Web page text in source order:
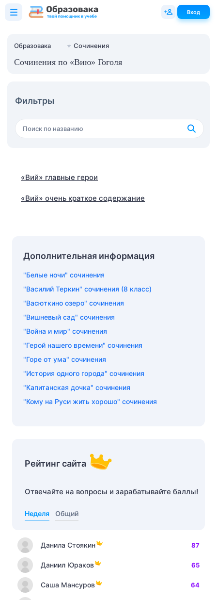
Образовака ⭐ Сочинения
Сочинения по «Вию» Гоголя
Фильтры
«Вий» главные герои
«Вий» очень краткое содержание
Дополнительная информация
"Белые ночи" сочинения
"Василий Теркин" сочинения (8 класс)
"Васюткино озеро" сочинения
"Вишневый сад" сочинения
"Война и мир" сочинения
"Герой нашего времени" сочинения
"Горе от ума" сочинения
"История одного города" сочинения
"Капитанская дочка" сочинения
"Кому на Руси жить хорошо" сочинения
Рейтинг сайта
Отвечайте на вопросы и зарабатывайте баллы!
Неделя Общий
Данила Стоякин 87
Даниил Юраков 65
Саша Мансуров 64
Вход